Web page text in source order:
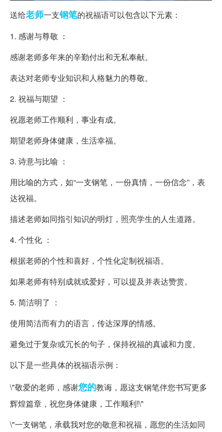
送给老师一支钢笔的祝福语可以包含以下元素：
1. 感谢与尊敬 ：
感谢老师多年来的辛勤付出和无私奉献。
表达对老师专业知识和人格魅力的尊敬。
2. 祝福与期望 ：
祝愿老师工作顺利，事业有成。
期望老师身体健康，生活幸福。
3. 诗意与比喻 ：
用比喻的方式，如“一支钢笔，一份真情，一份信念”，表
达祝福。
描述老师如同指引知识的明灯，照亮学生的人生道路。
4. 个性化 ：
根据老师的个性和喜好，个性化定制祝福语。
如果老师有特别成就或爱好，可以提及并表达赞赏。
5. 简洁明了 ：
使用简洁而有力的语言，传达深厚的情感。
避免过于复杂或冗长的句子，保持祝福的真诚和力度。
以下是一些具体的祝福语示例：
\"敬爱的老师，感谢您的教诲，愿这支钢笔伴您书写更多
辉煌篇章，祝您身体健康，工作顺利!\"
\"一支钢笔，承载我对您的敬意和祝福，愿您的生活如同